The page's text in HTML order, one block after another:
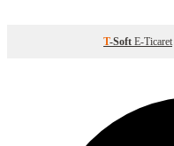
T-Soft E-Ticaret